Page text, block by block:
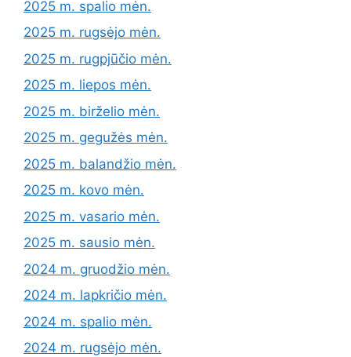
2025 m. spalio mėn.
2025 m. rugsėjo mėn.
2025 m. rugpjūčio mėn.
2025 m. liepos mėn.
2025 m. birželio mėn.
2025 m. gegužės mėn.
2025 m. balandžio mėn.
2025 m. kovo mėn.
2025 m. vasario mėn.
2025 m. sausio mėn.
2024 m. gruodžio mėn.
2024 m. lapkričio mėn.
2024 m. spalio mėn.
2024 m. rugsėjo mėn.